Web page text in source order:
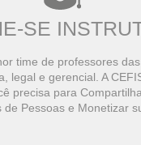
SE
time de professores das
legal e gerencial. A
precisa para
de Pessoas e Monetizar